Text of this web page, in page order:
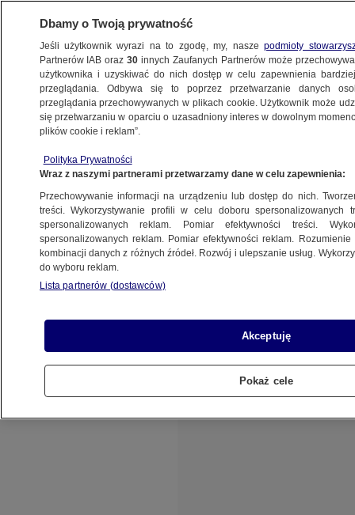
POLSKA
Całkowicie legalnie
7.10.2013, 06:20
Udostępnij
Jeden z mieszkańców Łodzi jeździ sobie
tramwaj. Tomasz Adamkiewicz go odnowił,
skończył kurs motorniczego i dostał zgodę na
korzystanie z miejskich torów. Swój pojazd
Dbamy o Twoją prywatność
Jeśli użytkownik wyrazi na to zgodę, my, naszepodmioty
Partnerów IAB oraz30 innych Zaufanych Partnerów może
użytkownika i uzyskiwać do nich dostęp w celu zapewnienia
przeglądania. Odbywa się to poprzez przetwarzanie danych
przeglądania przechowywanych w plikach cookie. Użytkownik może
się przetwarzaniu w oparciu o uzasadniony interes w dowolnym
plików cookie i reklam”.
Polityka Prywatności
Wraz z naszymi partnerami przetwarzamy dane w celu zapewnienia:
Przechowywanie informacji na urządzeniu lub dostęp do nich.
treści. Wykorzystywanie profili w celu doboru spersonalizowanych
spersonalizowanych reklam. Pomiar efektywności treści.
spersonalizowanych reklam. Pomiar efektywności reklam.
kombinacji danych z różnych źródeł. Rozwój i ulepszanie usług.
do wyboru reklam.
Lista partnerów (dostawców)
Akceptuję
Pokaż cele